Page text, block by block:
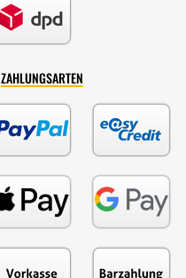
ZAHLUNGSARTEN